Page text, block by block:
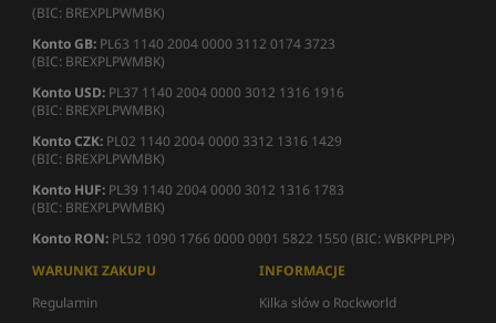
(BIC: BREXPLPWMBK)
Konto GB: PL63 1140 2004 0000 3112 0174 3723
(BIC: BREXPLPWMBK)
Konto USD: PL37 1140 2004 0000 3012 1316 1916
(BIC: BREXPLPWMBK)
Konto CZK: PL02 1140 2004 0000 3312 1316 1429
(BIC: BREXPLPWMBK)
Konto HUF: PL39 1140 2004 0000 3012 1316 1783
(BIC: BREXPLPWMBK)
Konto RON: PL52 1090 1766 0000 0001 5822 1550 (BIC: WBKPPLPP)
WARUNKI ZAKUPU
Regulamin
INFORMACJE
Kilka słów o Rockworld